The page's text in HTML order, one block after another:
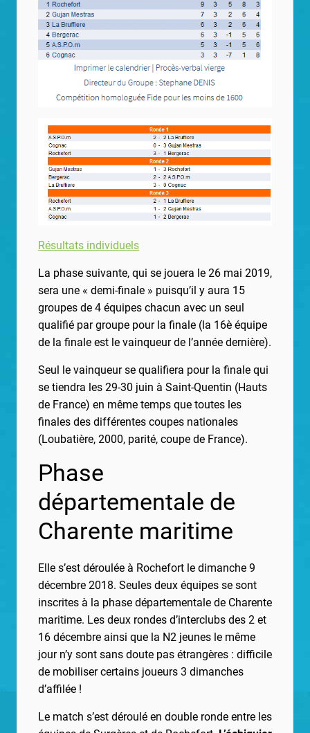
Résultats individuels
La phase suivante, qui se jouera le 26 mai 2019,
sera une « demi-finale » puisqu’il y aura 15
groupes de 4 équipes chacun avec un seul
qualifié par groupe pour la finale (la 16è équipe
de la finale est le vainqueur de l’année dernière).
Seul le vainqueur se qualifiera pour la finale qui
se tiendra les 29-30 juin à Saint-Quentin (Hauts
de France) en même temps que toutes les
finales des différentes coupes nationales
(Loubatière, 2000, parité, coupe de France).
Phase
départementale de
Charente maritime
Elle s’est déroulée à Rochefort le dimanche 9
décembre 2018. Seules deux équipes se sont
inscrites à la phase départementale de Charente
maritime. Les deux rondes d’interclubs des 2 et
16 décembre ainsi que la N2 jeunes le même
jour n’y sont sans doute pas étrangères : difficile
de mobiliser certains joueurs 3 dimanches
d’affilée !
Le match s’est déroulé en double ronde entre les